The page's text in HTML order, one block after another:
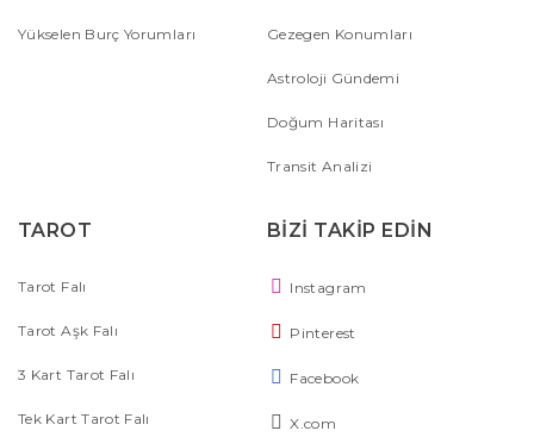
Yükselen Burç Yorumları Gezegen Konumları
Astroloji Gündemi
Doğum Haritası
Transit Analizi
TAROT
Tarot Falı
Tarot Aşk Falı
3 Kart Tarot Falı
Tek Kart Tarot Falı
BİZİ TAKİP EDİN
Instagram
Pinterest
Facebook
X.com